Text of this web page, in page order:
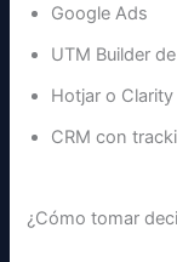
Google Ads
UTM Builder
Hotjar o
CRM con
¿Cómo tomar